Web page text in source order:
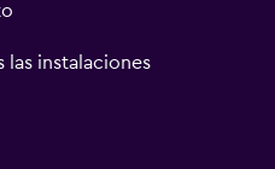
instalaciones